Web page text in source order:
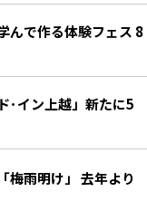
で作る体験フェス 8
･イン上越」新たに5
梅雨明け」 去年より